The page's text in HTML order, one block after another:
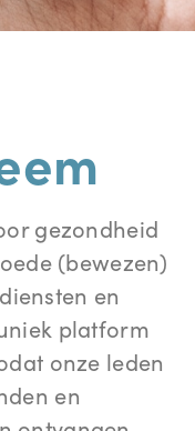
gezondheid
(bewezen)
en
platform
onze leden
en